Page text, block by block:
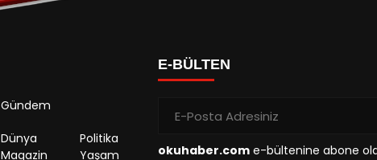
Gündem
Dünya
Politika
Magazin
Yaşam
E-BÜLTEN
okuhaber.com e-bültenine abone